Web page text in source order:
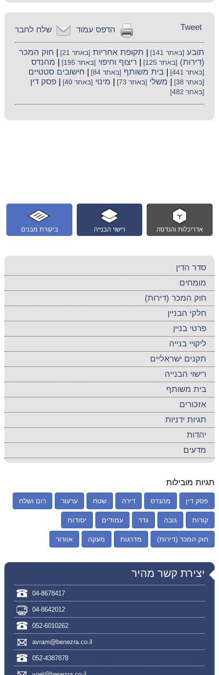
שלח לחבר הדפס עמוד Tweet
תובע [באתר 141] תקופת אחריות [באתר 21]
חוק המכר
(דירות) [באתר 125] ריצוף וחיפוי [באתר 195] מהנדס
[באתר 441] |בית משותף [באתר 84] חישובים סטטיים
[באתר 38] משלי [באתר 73] מינוי [באתר 40] |פסק דין
[באתר 482]
ביקורת מבנים רישוי הבנייה אדריכלות והנדסה
סדר הדין
מומחים
חוק המכר (דירות)
חלקי הבניין
פרטי בניין
ליקויי בנייה
תקנים ישראליים
רישוי הבנייה
בית משותף
אזכורים
תגיות ידניות
יהדות
מדעים
תגיות מובילות
פסק דין מהנדס דירה שטח ערעור רום ושלח
קורות גובה גדר עמודים יסודות
חוק המכר (דירות) מדרגות מעקה אוורור
יצירת קשר מהיר
04-8678417
04-8642012
052-6010262
avram@benezra.co.il
052-4387878